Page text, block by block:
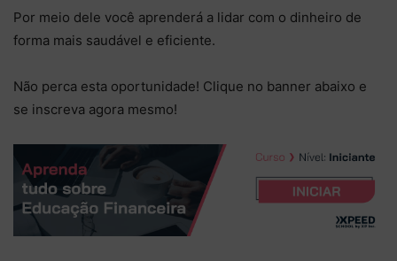
Por meio dele você aprenderá a lidar com o dinheiro de
forma mais saudável e eficiente.
Não perca esta oportunidade! Clique no banner abaixo e
se inscreva agora mesmo!